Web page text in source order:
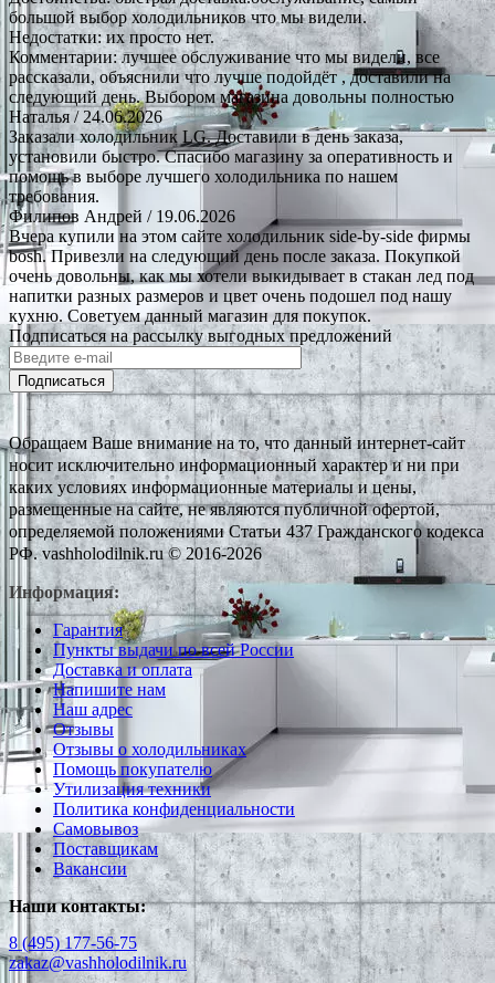
большой выбор холодильников что мы видели.
Недостатки: их просто нет.
Комментарии: лучшее обслуживание что мы видели, все
рассказали, объяснили что лучше подойдёт , доставили на
следующий день. Выбором магазина довольны полностью
Наталья/ 24.06.2026
Заказали холодильник LG. Доставили в день заказа,
установили быстро. Спасибо магазину за оперативность и
помощь в выборе лучшего холодильника по нашем
требования.
Филипов Андрей / 19.06.2026
Вчера купили на этом сайте холодильник side-by-side фирмы
bosh. Привезли на следующий день после заказа. Покупкой
очень довольны, как мы хотели выкидывает в стакан лед под
напитки разных размеров и цвет очень подошел под нашу
кухню. Советуем данный магазин для покупок.
Подписаться на рассылку выгодных предложений
Подписаться
Обращаем Ваше внимание на то, что данный интернет-сайт
носит исключительно информационный характер и ни при
каких условиях информационные материалы и цены,
размещенные на сайте, не являются публичной офертой,
определяемой положениями Статьи 437 Гражданского кодекса
РФ. vashholodilnik.ru © 2016-2026
Информация:
Гарантия
Пункты выдачи по всей России
Доставка и оплата
Напишите нам
Наш адрес
Отзывы
Отзывы о холодильниках
Помощь покупателю
Утилизация техники
Политика конфиденциальности
Самовывоз
Поставщикам
Вакансии
Наши контакты:
8 (495) 177-56-75
zakaz@vashholodilnik.ru